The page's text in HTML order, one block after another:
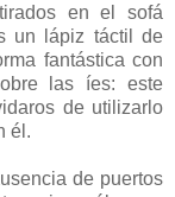
en el sofá
un lápiz táctil de
fantástica con
las íes: este
de utilizarlo
él.
de puertos